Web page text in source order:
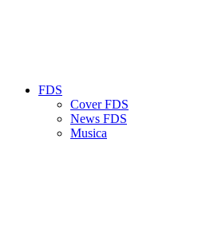
FDS
Cover FDS
News FDS
Musica